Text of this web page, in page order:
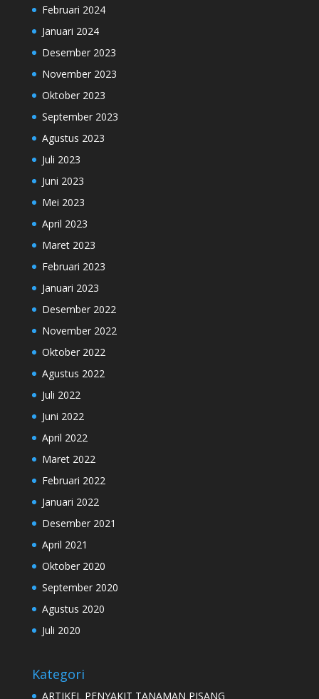
Februari 2024
Januari 2024
Desember 2023
November 2023
Oktober 2023
September 2023
Agustus 2023
Juli 2023
Juni 2023
Mei 2023
April 2023
Maret 2023
Februari 2023
Januari 2023
Desember 2022
November 2022
Oktober 2022
Agustus 2022
Juli 2022
Juni 2022
April 2022
Maret 2022
Februari 2022
Januari 2022
Desember 2021
April 2021
Oktober 2020
September 2020
Agustus 2020
Juli 2020
Kategori
ARTIKEL PENYAKIT TANAMAN PISANG